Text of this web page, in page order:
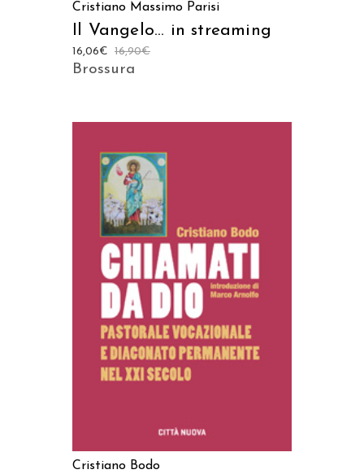
Cristiano Massimo Parisi
Il Vangelo… in streaming
16,90€
16,06€
Brossura
AGGIUNGI AL CARRELLO
Cristiano Bodo